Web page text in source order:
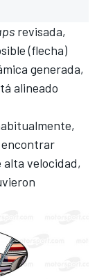
revisada,
(flecha)
generada,
alineado
encontrar
velocidad,